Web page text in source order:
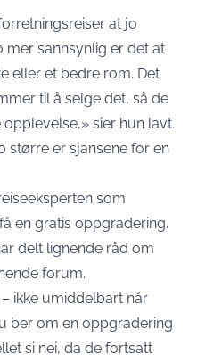
at jo
mer sannsynlig er det at
eller et bedre rom. Det
til å selge det, så de
sier hun lavt.
større er sjansene for en
som
en gratis oppgradering.
delt lignende råd om
forum.
ikke umiddelbart når
ber om en oppgradering
si nei, da de fortsatt